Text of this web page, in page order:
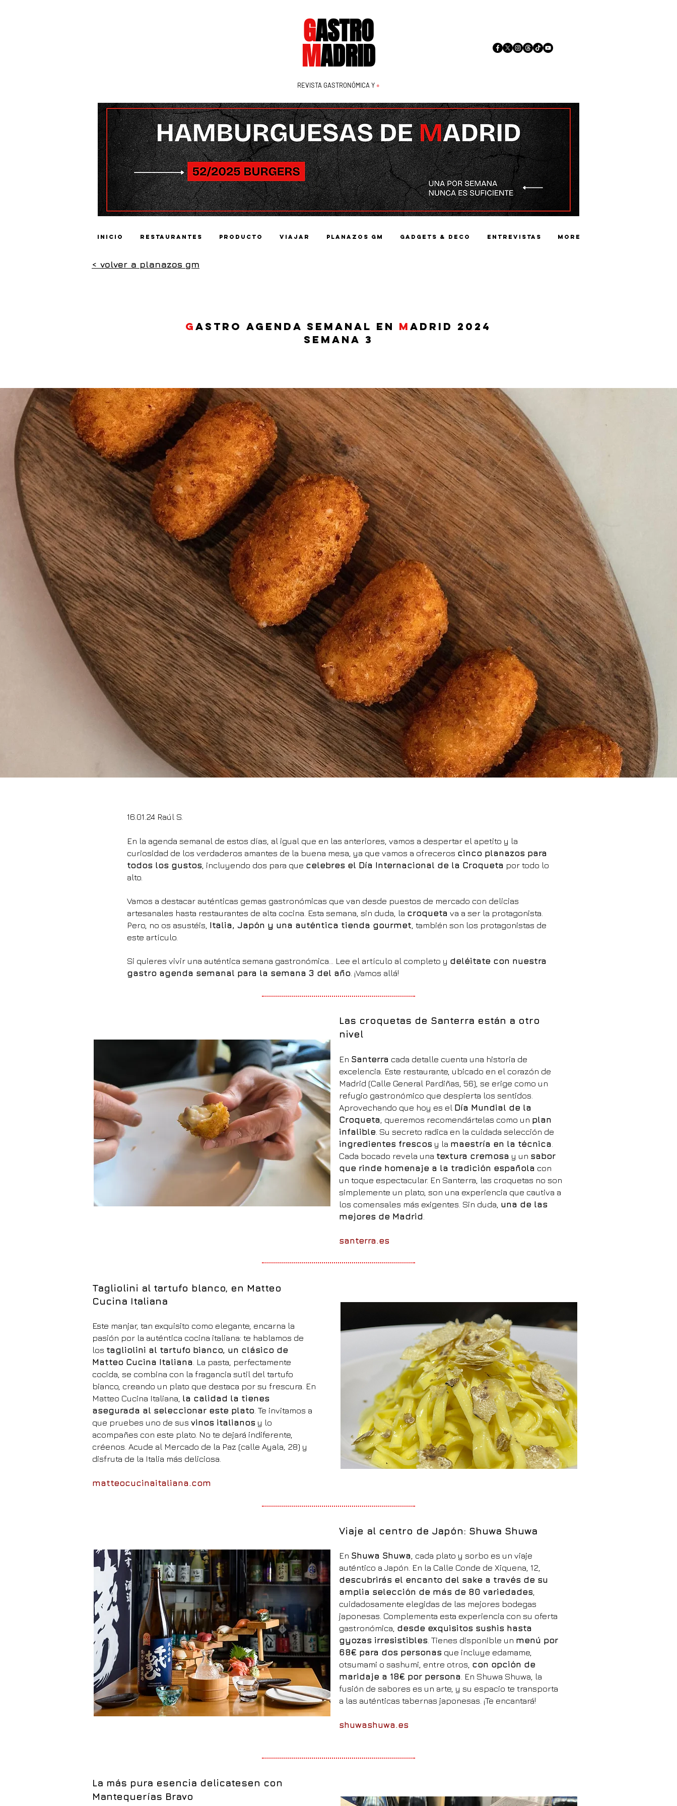
GASTRO
MADRID
REVISTA GASTRONÓMICA Y+
Inicio Restaurantes Producto Viajar Planazos GM Gadgets & Deco Entrevistas More
< volver a planazos gm
G astro agenda semanal en M adrid 2024
Semana 3
16.01.24 Raúl S.
En la agenda semanal de estos días, al igual que en las anteriores, vamos a despertar el apetito y la
curiosidad de los verdaderos amantes de la buena mesa, ya que vamos a ofreceros cinco planazos para
todos los gustos, incluyendo dos para que celebres el Día Internacional de la Croqueta por todo lo
alto.
Vamos a destacar auténticas gemas gastronómicas que van desde puestos de mercado con delicias
artesanales hasta restaurantes de alta cocina. Esta semana, sin duda, la croqueta va a ser la protagonista.
Pero, no os asustéis, Italia, Japón y una auténtica tienda gourmet, también son los protagonistas de
este artículo.
Si quieres vivir una auténtica semana gastronómica... Lee el artículo al completo y deléitate con nuestra
gastro agenda semanal para la semana 3 del año. ¡Vamos allá!
Las croquetas de Santerra están a otro
nivel
En Santerra cada detalle cuenta una historia de
excelencia. Este restaurante, ubicado en el corazón de
Madrid (Calle General Pardiñas, 56), se erige como un
refugio gastronómico que despierta los sentidos.
Aprovechando que hoy es el Día Mundial de la
Croqueta, queremos recomendártelas como un plan
infalible. Su secreto radica en la cuidada selección de
ingredientes frescos y la maestría en la técnica.
Cada bocado revela una textura cremosa y un sabor
que rinde homenaje a la tradición española con
un toque espectacular. En Santerra, las croquetas no son
simplemente un plato, son una experiencia que cautiva a
los comensales más exigentes. Sin duda, una de las
mejores de Madrid.
santerra.es
Tagliolini al tartufo blanco, en Matteo
Cucina Italiana
Este manjar, tan exquisito como elegante, encarna la
pasión por la auténtica cocina italiana: te hablamos de
los tagliolini al tartufo bianco, un clásico de
Matteo Cucina Italiana. La pasta, perfectamente
cocida, se combina con la fragancia sutil del tartufo
bianco, creando un plato que destaca por su frescura. En
Matteo Cucina Italiana, la calidad la tienes
asegurada al seleccionar este plato. Te invitamos a
que pruebes uno de sus vinos italianos y lo
acompañes con este plato. No te dejará indiferente,
créenos. Acude al Mercado de la Paz (calle Ayala, 28) y
disfruta de la Italia más deliciosa.
matteocucinaitaliana.com
Viaje al centro de Japón: Shuwa Shuwa
En Shuwa Shuwa, cada plato y sorbo es un viaje
auténtico a Japón. En la Calle Conde de Xiquena, 12,
descubrirás el encanto del sake a través de su
amplia selección de más de 80 variedades,
cuidadosamente elegidas de las mejores bodegas
japonesas. Complementa esta experiencia con su oferta
gastronómica, desde exquisitos sushis hasta
gyozas irresistibles. Tienes disponible un menú por
68€ para dos personas que incluye edamame,
otsumami o sashumi, entre otros, con opción de
maridaje a 18€ por persona. En Shuwa Shuwa, la
fusión de sabores es un arte, y su espacio te transporta
a las auténticas tabernas japonesas. ¡Te encantará!
shuwashuwa.es
La más pura esencia delicatesen con
Mantequerías Bravo